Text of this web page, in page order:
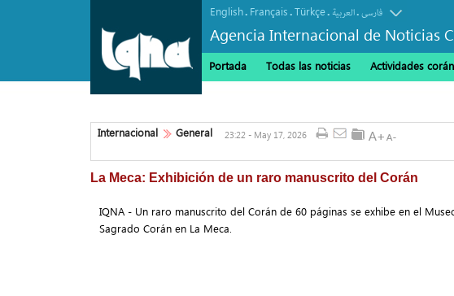
English. Français.Türkçe. العربیة.فارسی
Agencia Internacional de Noticias
Portada Todas las noticias Actividades
Internacional General
23:22 - May 17, 2026
La Meca: Exhibición de un raro manuscrito del Corán
IQNA - Un raro manuscrito del Corán de 60 páginas se exhibe en el
Sagrado Corán en La Meca.